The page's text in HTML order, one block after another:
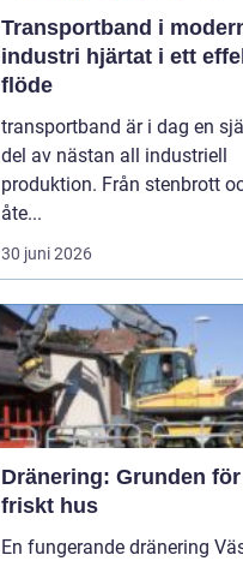
Transportband i
industri hjärtat i ett effektivt
flöde
transportband är i dag en
del av nästan all industriell
produktion. Från stenbrott
åte...
30 juni 2026
Dränering: Grunden
friskt hus
En fungerande dränering